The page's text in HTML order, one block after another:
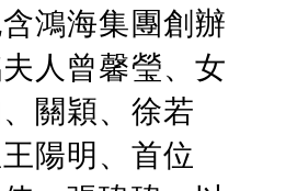
鴻海集團創辦
人曾馨瑩、女
關穎、徐若
陽明、首位